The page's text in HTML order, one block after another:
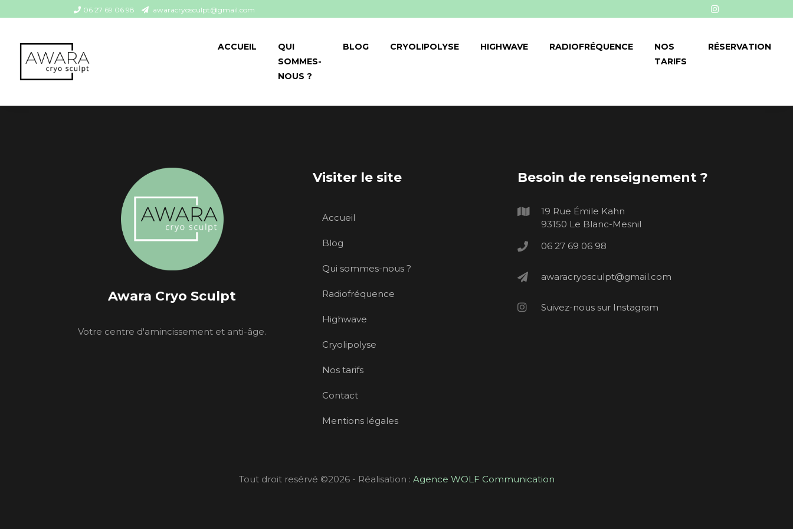
06 27 69 06 98 awaracryosculpt@gmail.com
ACCUEIL
QUI
SOMMES-
NOUS ?
BLOG CRYOLIPOLYSE HIGHWAVE RADIOFRÉQUENCE
NOS
TARIFS
RÉSERVATION
Awara Cryo Sculpt
Votre centre d'amincissement et anti-âge.
Visiter le site
Accueil
Blog
Qui sommes-nous ?
Radiofréquence
Highwave
Cryolipolyse
Nos tarifs
Contact
Mentions légales
Besoin de renseignement ?
19 Rue Émile Kahn
93150 Le Blanc-Mesnil
06 27 69 06 98
awaracryosculpt@gmail.com
Suivez-nous sur Instagram
Tout droit resérvé ©2026 - Réalisation : Agence WOLF Communication